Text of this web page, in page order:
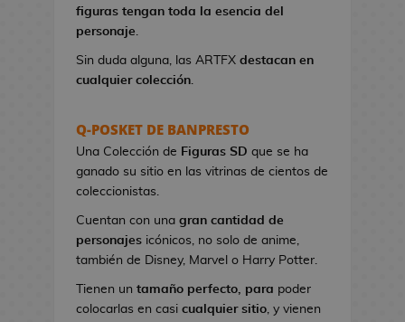
e
c
s
d
e
V
figuras tengan toda la esencia del
personaje.
Sin duda alguna, las ARTFX destacan en
cualquier colección.
Q-POSKET DE BANPRESTO
Una Colección de Figuras SD que se ha
ganado su sitio en las vitrinas de cientos de
coleccionistas.
Cuentan con una gran cantidad de
personajes icónicos, no solo de anime,
también de Disney, Marvel o Harry Potter.
Tienen un tamaño perfecto, para poder
colocarlas en casi cualquier sitio, y vienen